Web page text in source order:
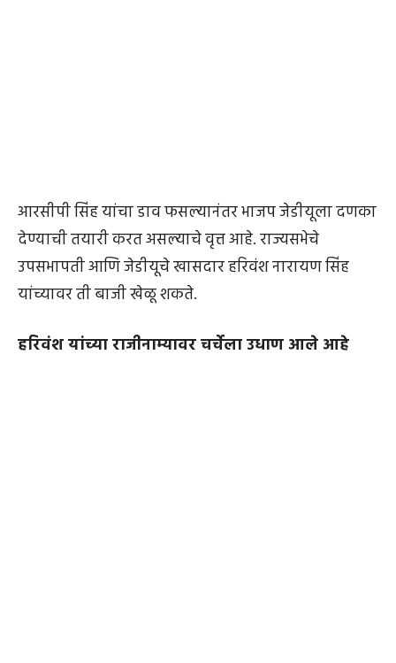
आरसीपी सिंह यांचा डाव फसल्यानंतर भाजप जेडीयूला दणका
देण्याची तयारी करत असल्याचे वृत्त आहे. राज्यसभेचे
उपसभापती आणि जेडीयूचे खासदार हरिवंश नारायण सिंह
यांच्यावर ती बाजी खेळू शकते.
हरिवंश यांच्या राजीनाम्यावर चर्चेला उधाण आले आहे